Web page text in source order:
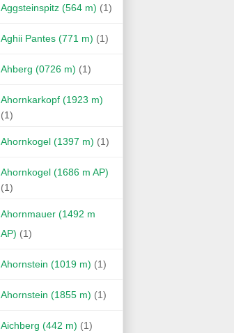
Aggsteinspitz (564 m) (1)
Aghii Pantes (771 m) (1)
Ahberg (0726 m) (1)
Ahornkarkopf (1923 m)
(1)
Ahornkogel (1397 m) (1)
Ahornkogel (1686 m AP)
(1)
Ahornmauer (1492 m
AP) (1)
Ahornstein (1019 m) (1)
Ahornstein (1855 m) (1)
Aichberg (442 m) (1)